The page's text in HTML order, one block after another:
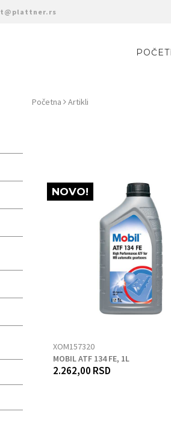
Početna Artikli
NOVO!
XOM157320
MOBIL ATF 134 FE, 1L
2.262,00 RSD